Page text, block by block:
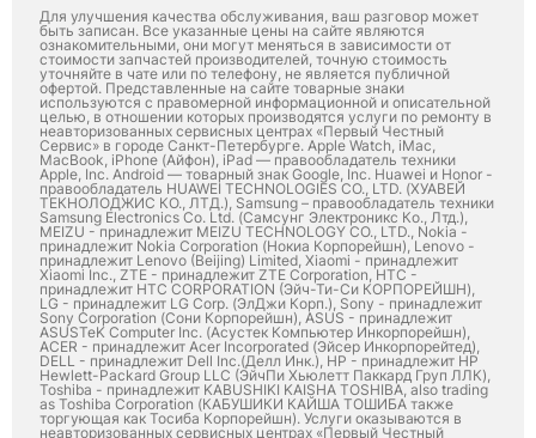
Для улучшения качества обслуживания, ваш разговор может
быть записан. Все указанные цены на сайте являются
ознакомительными, они могут меняться в зависимости от
стоимости запчастей производителей, точную стоимость
уточняйте в чате или по телефону, не является публичной
офертой. Представленные на сайте товарные знаки
используются с правомерной информационной и описательной
целью, в отношении которых производятся услуги по ремонту в
неавторизованных сервисных центрах «Первый Честный
Сервис» в городе Санкт-Петербурге. Apple Watch, iMac,
MacBook, iPhone (Айфон), iPad — правообладатель техники
Apple, Inc. Android — товарный знак Google, Inc. Huawei и Honor -
правообладатель HUAWEI TECHNOLOGIES CO., LTD. (ХУАВЕЙ
ТЕКНОЛОДЖИС КО., ЛТД.), Samsung – правообладатель техники
Samsung Electronics Co. Ltd. (Самсунг Электроникс Ко., Лтд.),
MEIZU - принадлежит MEIZU TECHNOLOGY CO., LTD., Nokia -
принадлежит Nokia Corporation (Нокиа Корпорейшн), Lenovo -
принадлежит Lenovo (Beijing) Limited, Xiaomi - принадлежит
Xiaomi Inc., ZTE - принадлежит ZTE Corporation, HTC -
принадлежит HTC CORPORATION (Эйч-Ти-Си КОРПОРЕЙШН),
LG - принадлежит LG Corp. (ЭлДжи Корп.), Sony - принадлежит
Sony Corporation (Сони Корпорейшн), ASUS - принадлежит
ASUSTeK Computer Inc. (Асустек Компьютер Инкорпорейшн),
ACER - принадлежит Acer Incorporated (Эйсер Инкорпорейтед),
DELL - принадлежит Dell Inc.(Делл Инк.), HP - принадлежит HP
Hewlett-Packard Group LLC (ЭйчПи Хьюлетт Паккард Груп ЛЛК),
Toshiba - принадлежит KABUSHIKI KAISHA TOSHIBA, also trading
as Toshiba Corporation (КАБУШИКИ КАЙША ТОШИБА также
торгующая как Тосиба Корпорейшн). Услуги оказываются в
неавторизованных сервисных центрах «Первый Честный